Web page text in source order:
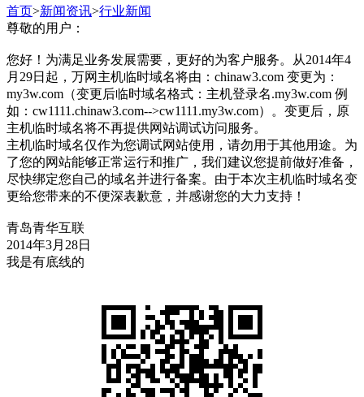
首页>新闻资讯>行业新闻
尊敬的用户：
您好！为满足业务发展需要，更好的为客户服务。从2014年4
月29日起，万网主机临时域名将由：chinaw3.com 变更为：
my3w.com（变更后临时域名格式：主机登录名.my3w.com 例
如：cw1111.chinaw3.com-->cw1111.my3w.com）。变更后，原
主机临时域名将不再提供网站调试访问服务。
主机临时域名仅作为您调试网站使用，请勿用于其他用途。为
了您的网站能够正常运行和推广，我们建议您提前做好准备，
尽快绑定您自己的域名并进行备案。由于本次主机临时域名变
更给您带来的不便深表歉意，并感谢您的大力支持！
青岛青华互联
2014年3月28日
我是有底线的